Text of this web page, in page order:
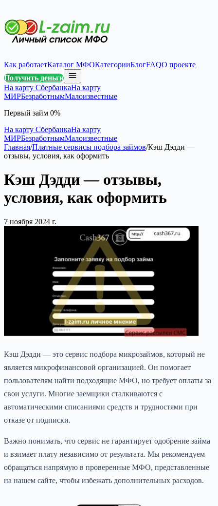
Как работаетКаталог МФОКатегорииБлогFAQО проекте
Получить деньги
На карту СбербанкаНа карту
МИРБезработнымМалоизвестные
Первый займ 0%
На карту СбербанкаНа карту
МИРБезработнымМалоизвестные
Главная/Платные сервисы подбора займов/Кэш Дэдди —
отзывы, условия, как оформить
Кэш Дэдди — отзывы,
условия, как оформить
7 ноября 2024 г.
Кэш Дэдди — это сервис подбора микрозаймов, который не
является микрофинансовой организацией. Он помогает
пользователям найти подходящие МФО, но требует оплаты за
свои услуги. Многие заемщики сталкиваются с
автоматическими списаниями средств и трудностями при
отказе от подписки.
Важно понимать, что сервис не гарантирует одобрение займа
и взимает плату независимо от результата. Мы рекомендуем
обращаться напрямую в проверенные МФО, представленные
на нашем сайте, чтобы избежать дополнительных расходов.